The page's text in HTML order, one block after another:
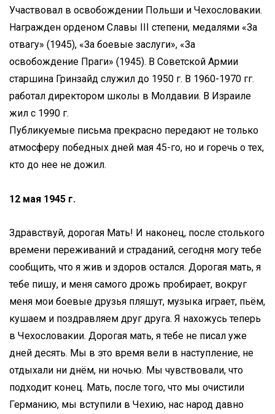
Участвовал в освобождении Польши и Чехословакии.
Награжден орденом Славы III степени, медалями «За
отвагу» (1945), «За боевые заслуги», «За
освобождение Праги» (1945). В Советской Армии
старшина Гринзайд служил до 1950 г. В 1960-1970 гг.
работал директором школы в Молдавии. В Израиле
жил с 1990 г.
Публикуемые письма прекрасно передают не только
атмосферу победных дней мая 45-го, но и горечь о тех,
кто до нее не дожил.
12 мая 1945 г.
Здравствуй, дорогая Мать! И наконец, после столького
времени переживаний и страданий, сегодня могу тебе
сообщить, что я жив и здоров остался. Дорогая мать, я
тебе пишу, и меня самого дрожь пробирает, вокруг
меня мои боевые друзья пляшут, музыка играет, пьём,
кушаем и поздравляем друг друга. Я нахожусь теперь
в Чехословакии. Дорогая мать, я тебе не писал уже
дней десять. Мы в это время вели в наступление, не
отдыхали ни днём, ни ночью. Мы чувствовали, что
подходит конец. Мать, после того, что мы очистили
Германию, мы вступили в Чехию, нас народ давно